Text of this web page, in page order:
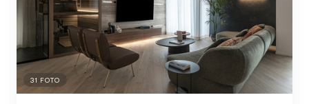
31 FOTO